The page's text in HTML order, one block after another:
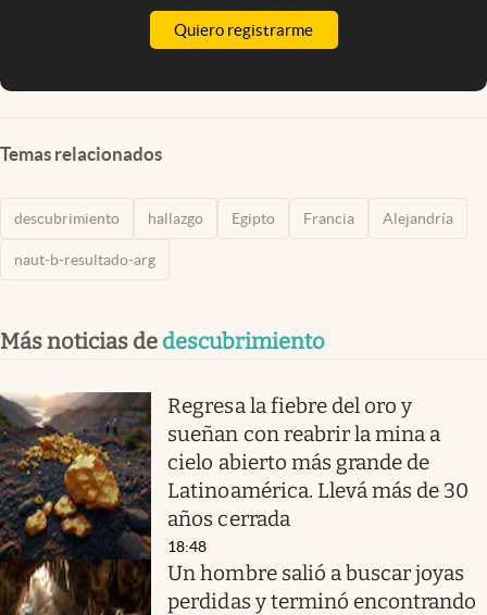
Quiero registrarme
Temas relacionados
descubrimiento hallazgo Egipto Francia Alejandría
naut-b-resultado-arg
Más noticias de descubrimiento
Regresa la fiebre del oro y
sueñan con reabrir la mina a
cielo abierto más grande de
Latinoamérica. Llevá más de 30
años cerrada
18:48
Un hombre salió a buscar joyas
perdidas y terminó encontrando